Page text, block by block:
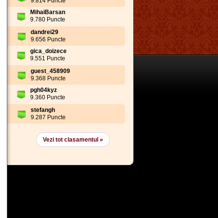
MihaiBarsan
9.780 Puncte
dandrei29
9.656 Puncte
gica_doizece
9.551 Puncte
guest_458909
9.368 Puncte
pgh04kyz
9.360 Puncte
stefangh
9.287 Puncte
Vezi tot clasamentul »